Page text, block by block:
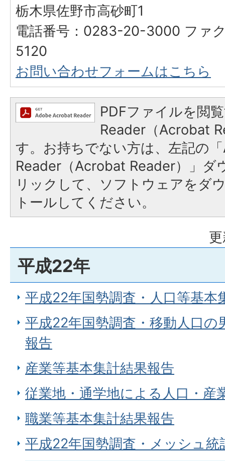
栃木県佐野市高砂町1
電話番号：0283-20-3000 ファ
5120
お問い合わせフォームはこちら
PDFファイルを閲
Reader（Acrobat
す。お持ちでない方は、左記の
Reader（Acrobat Reader）」ダ
リックして、ソフトウェアをダ
トールしてください。
平成22年
平成22年国勢調査・人口等基本
平成22年国勢調査・移動人口の
報告
産業等基本集計結果報告
従業地・通学地による人口・産
職業等基本集計結果報告
平成22年国勢調査・メッシュ統